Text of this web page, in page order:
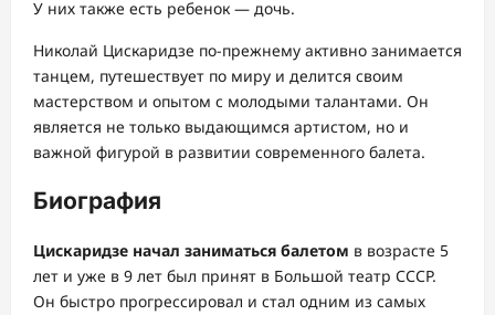
У них также есть ребенок — дочь.
Николай Цискаридзе по-прежнему активно занимается
танцем, путешествует по миру и делится своим
мастерством и опытом с молодыми талантами. Он
является не только выдающимся артистом, но и
важной фигурой в развитии современного балета.
Биография
Цискаридзе начал заниматься балетом в возрасте 5
лет и уже в 9 лет был принят в Большой театр СССР.
Он быстро прогрессировал и стал одним из самых